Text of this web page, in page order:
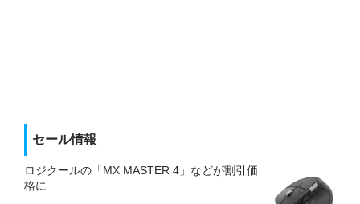
セール情報
ロジクールの「MX MASTER 4」などが割引価
格に